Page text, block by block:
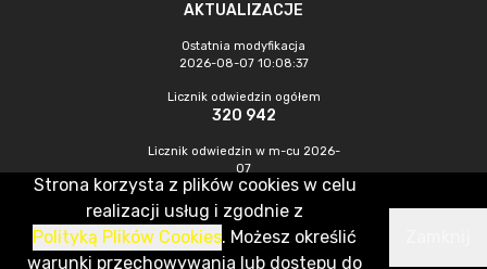
AKTUALIZACJE
Ostatnia modyfikacja
2026-08-07 10:08:37
Licznik odwiedzin ogółem
320 942
Licznik odwiedzin w m-cu 2026-
07
1 001
CMS & Hosting: Nefeni Sp. z o.o.
Strona korzysta z plików cookies w celu
realizacji usług i zgodnie z
Polityką Plików Cookies. Możesz określić
warunki przechowywania lub dostępu do